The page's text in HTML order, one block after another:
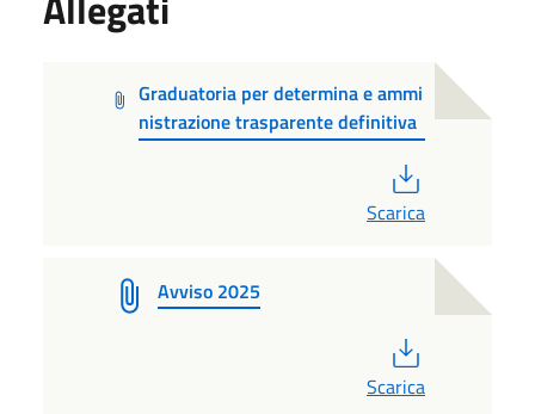
Graduatoria per determina e ammi
nistrazione trasparente definitiva
Scarica
Avviso 2025
Scarica